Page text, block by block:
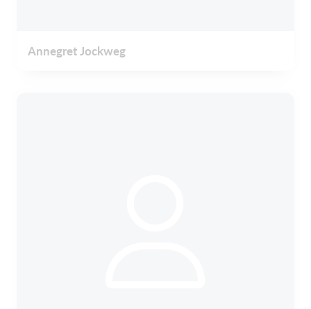
Annegret Jockweg